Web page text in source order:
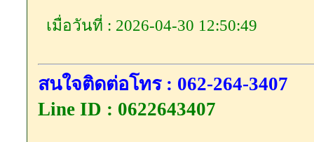
เมื่อวันที่ : 2026-04-30 12:50:49
สนใจติดต่อโทร : 062-264-3407
Line ID : 0622643407